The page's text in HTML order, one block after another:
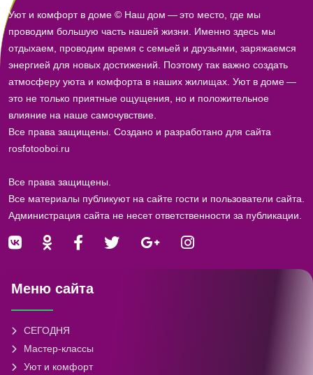
Уют и комфорт в доме © Наш дом — это место, где мы
проводим большую часть нашей жизни. Именно здесь мы
отдыхаем, проводим время с семьей и друзьями, заряжаемся
энергией для новых достижений. Поэтому так важно создать
атмосферу уюта и комфорта в наших жилищах. Уют в доме —
это не только приятные ощущения, но и положительное
влияние на наше самочувствие.
Все права защищены. Создано и разработано для сайта
rosfotooboi.ru
Все права защищены.
Все материалы публикуют на сайте гости и пользователи сайта.
Администрация сайта не несет ответственности за публикации.
Меню сайта
СЕГОДНЯ
Мастер-классы
Уют и комфорт